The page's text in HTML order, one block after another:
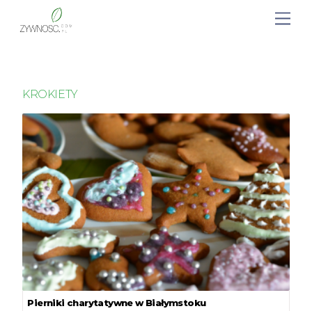
KROKIETY
Pierniki charytatywne w Białymstoku